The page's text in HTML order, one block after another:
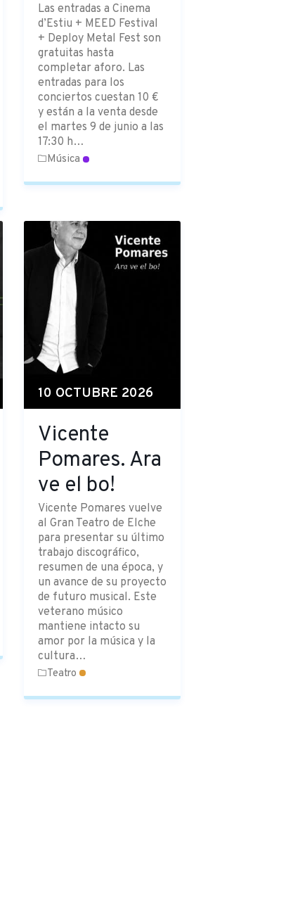
Las entradas a Cinema
d’Estiu + MEED Festival
+ Deploy Metal Fest son
gratuitas hasta
completar aforo. Las
entradas para los
conciertos cuestan 10 €
y están a la venta desde
el martes 9 de junio a las
17:30 h…
Música
10 OCTUBRE 2026
Vicente
Pomares. Ara
ve el bo!
Vicente Pomares vuelve
al Gran Teatro de Elche
para presentar su último
trabajo discográfico,
resumen de una época, y
un avance de su proyecto
de futuro musical. Este
veterano músico
mantiene intacto su
amor por la música y la
cultura…
Teatro